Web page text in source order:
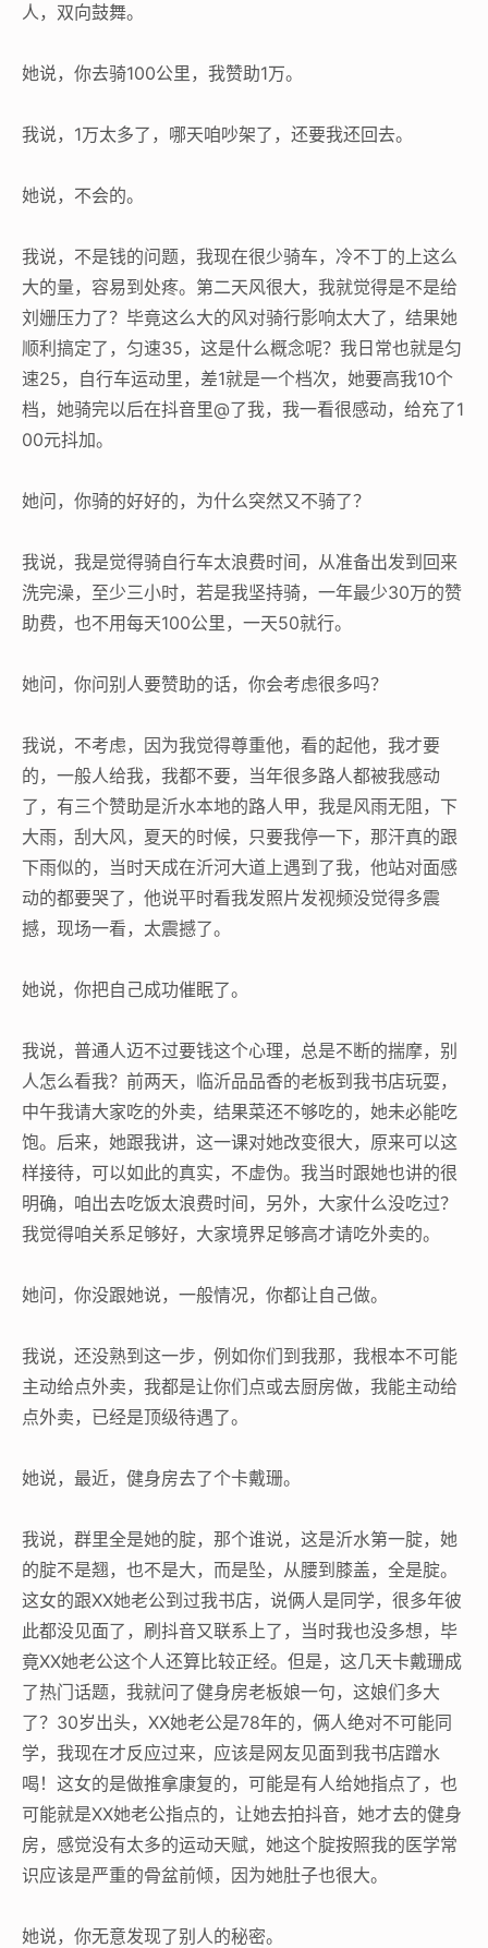
人，双向鼓舞。
她说，你去骑100公里，我赞助1万。
我说，1万太多了，哪天咱吵架了，还要我还回去。
她说，不会的。
我说，不是钱的问题，我现在很少骑车，冷不丁的上这么
大的量，容易到处疼。第二天风很大，我就觉得是不是给
刘姗压力了？毕竟这么大的风对骑行影响太大了，结果她
顺利搞定了，匀速35，这是什么概念呢？我日常也就是匀
速25，自行车运动里，差1就是一个档次，她要高我10个
档，她骑完以后在抖音里@了我，我一看很感动，给充了1
00元抖加。
她问，你骑的好好的，为什么突然又不骑了？
我说，我是觉得骑自行车太浪费时间，从准备出发到回来
洗完澡，至少三小时，若是我坚持骑，一年最少30万的赞
助费，也不用每天100公里，一天50就行。
她问，你问别人要赞助的话，你会考虑很多吗？
我说，不考虑，因为我觉得尊重他，看的起他，我才要
的，一般人给我，我都不要，当年很多路人都被我感动
了，有三个赞助是沂水本地的路人甲，我是风雨无阻，下
大雨，刮大风，夏天的时候，只要我停一下，那汗真的跟
下雨似的，当时天成在沂河大道上遇到了我，他站对面感
动的都要哭了，他说平时看我发照片发视频没觉得多震
撼，现场一看，太震撼了。
她说，你把自己成功催眠了。
我说，普通人迈不过要钱这个心理，总是不断的揣摩，别
人怎么看我？前两天，临沂品品香的老板到我书店玩耍，
中午我请大家吃的外卖，结果菜还不够吃的，她未必能吃
饱。后来，她跟我讲，这一课对她改变很大，原来可以这
样接待，可以如此的真实，不虚伪。我当时跟她也讲的很
明确，咱出去吃饭太浪费时间，另外，大家什么没吃过？
我觉得咱关系足够好，大家境界足够高才请吃外卖的。
她问，你没跟她说，一般情况，你都让自己做。
我说，还没熟到这一步，例如你们到我那，我根本不可能
主动给点外卖，我都是让你们点或去厨房做，我能主动给
点外卖，已经是顶级待遇了。
她说，最近，健身房去了个卡戴珊。
我说，群里全是她的腚，那个谁说，这是沂水第一腚，她
的腚不是翘，也不是大，而是坠，从腰到膝盖，全是腚。
这女的跟XX她老公到过我书店，说俩人是同学，很多年彼
此都没见面了，刷抖音又联系上了，当时我也没多想，毕
竟XX她老公这个人还算比较正经。但是，这几天卡戴珊成
了热门话题，我就问了健身房老板娘一句，这娘们多大
了？30岁出头，XX她老公是78年的，俩人绝对不可能同
学，我现在才反应过来，应该是网友见面到我书店蹭水
喝！这女的是做推拿康复的，可能是有人给她指点了，也
可能就是XX她老公指点的，让她去拍抖音，她才去的健身
房，感觉没有太多的运动天赋，她这个腚按照我的医学常
识应该是严重的骨盆前倾，因为她肚子也很大。
她说，你无意发现了别人的秘密。